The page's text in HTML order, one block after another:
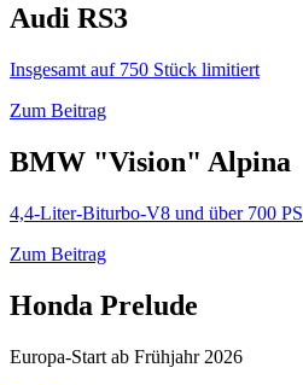
Audi RS3
Insgesamt auf 750 Stück limitiert
Zum Beitrag
BMW "Vision" Alpina
4,4-Liter-Biturbo-V8 und über 700 PS
Zum Beitrag
Honda Prelude
Europa-Start ab Frühjahr 2026